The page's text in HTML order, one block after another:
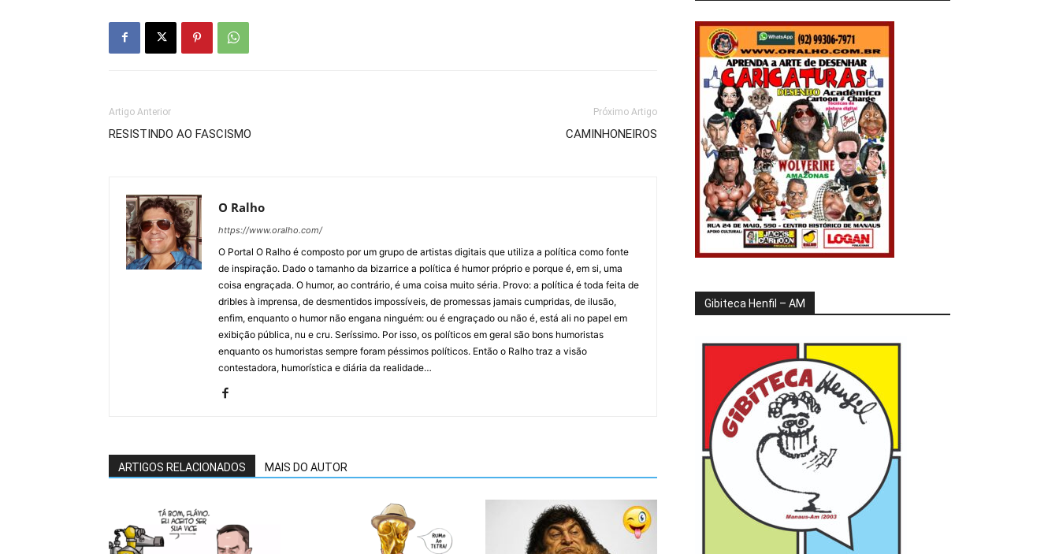
Artigo Anterior
RESISTINDO AO FASCISMO
Próximo Artigo
CAMINHONEIROS
O Ralho
https://www.oralho.com/
O Portal O Ralho é composto por um grupo de artistas digitais que utiliza a política como fonte
de inspiração. Dado o tamanho da bizarrice a política é humor próprio e porque é, em si, uma
coisa engraçada. O humor, ao contrário, é uma coisa muito séria. Provo: a política é toda feita de
dribles à imprensa, de desmentidos impossíveis, de promessas jamais cumpridas, de ilusão,
enfim, enquanto o humor não engana ninguém: ou é engraçado ou não é, está ali no papel em
exibição pública, nu e cru. Seríssimo. Por isso, os políticos em geral são bons humoristas
enquanto os humoristas sempre foram péssimos políticos. Então o Ralho traz a visão
contestadora, humorística e diária da realidade…
ARTIGOS RELACIONADOS MAIS DO AUTOR
Gibiteca Henfil – AM